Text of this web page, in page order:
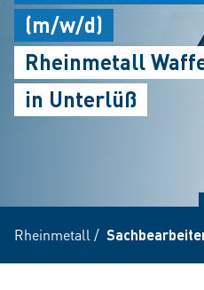
(m/w/d)
Rheinmetall
in Unterlüß
Rheinmetall /